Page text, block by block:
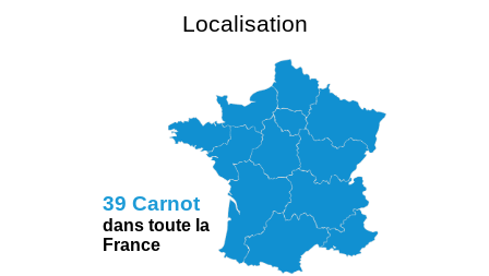
Localisation
39 Carnot
dans toute la
France